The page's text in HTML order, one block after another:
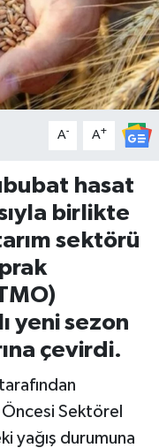
A- A+
hasat
birlikte
sektörü
yeni sezon
çevirdi.
Sektörel
yağış durumuna